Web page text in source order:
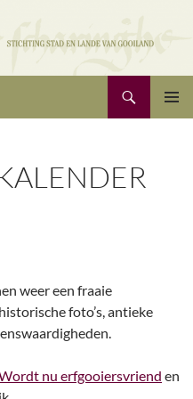
Erfgooiers | Stichting Stad en Lande van Gooiland
weer een fraaie
foto’s, antieke
nu erfgooiersvriend en